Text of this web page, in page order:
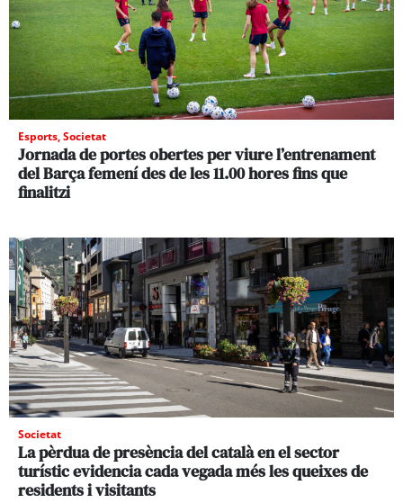
Esports,Societat
Jornada de portes obertes per viure l’entrenament
del Barça femení des de les 11.00 hores fins que
finalitzi
Societat
La pèrdua de presència del català en el sector
turístic evidencia cada vegada més les queixes de
residents i visitants